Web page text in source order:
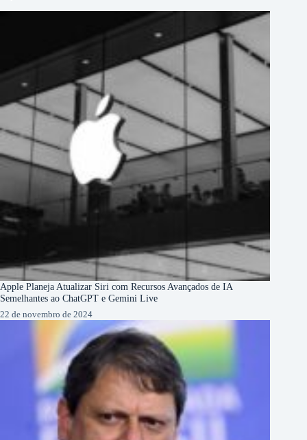
Apple Planeja Atualizar Siri com Recursos Avançados de IA
Semelhantes ao ChatGPT e Gemini Live
22 de novembro de 2024